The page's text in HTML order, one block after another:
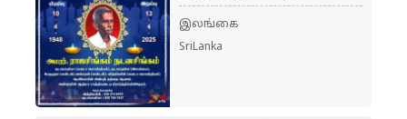
இலங்கை
SriLanka